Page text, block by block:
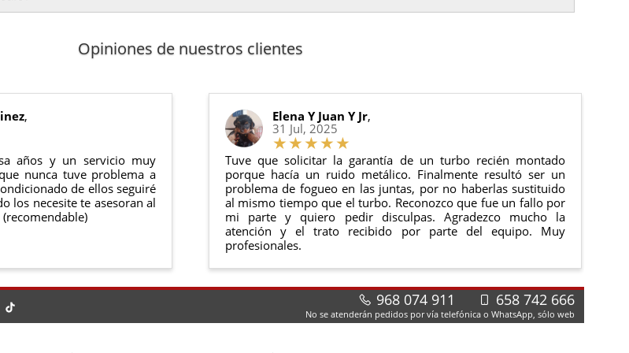
resto de productos (excepto los indicados a continuación).
con la legislación vigente. Consulta nuestras condiciones generales
en nuestra web puedes ver en todo momento el estado de tu pedido.
montado ni manipulado
original perfectas condiciones
Opiniones de nuestros clientes
,
años y un servicio muy
nunca tuve problema a
de ellos seguiré
los necesite te asesoran al
Elena Y Juan Y Jr,
31 Jul, 2025
Tuve que solicitar la garantía de un turbo recién montado
porque hacía un ruido metálico. Finalmente resultó ser un
problema de fogueo en las juntas, por no haberlas sustituido
al mismo tiempo que el turbo. Reconozco que fue un fallo por
mi parte y quiero pedir disculpas. Agradezco mucho la
atención y el trato recibido por parte del equipo. Muy
profesionales.
968 074 911 658 742 666
No se atenderán pedidos por vía telefónica o WhatsApp, sólo web